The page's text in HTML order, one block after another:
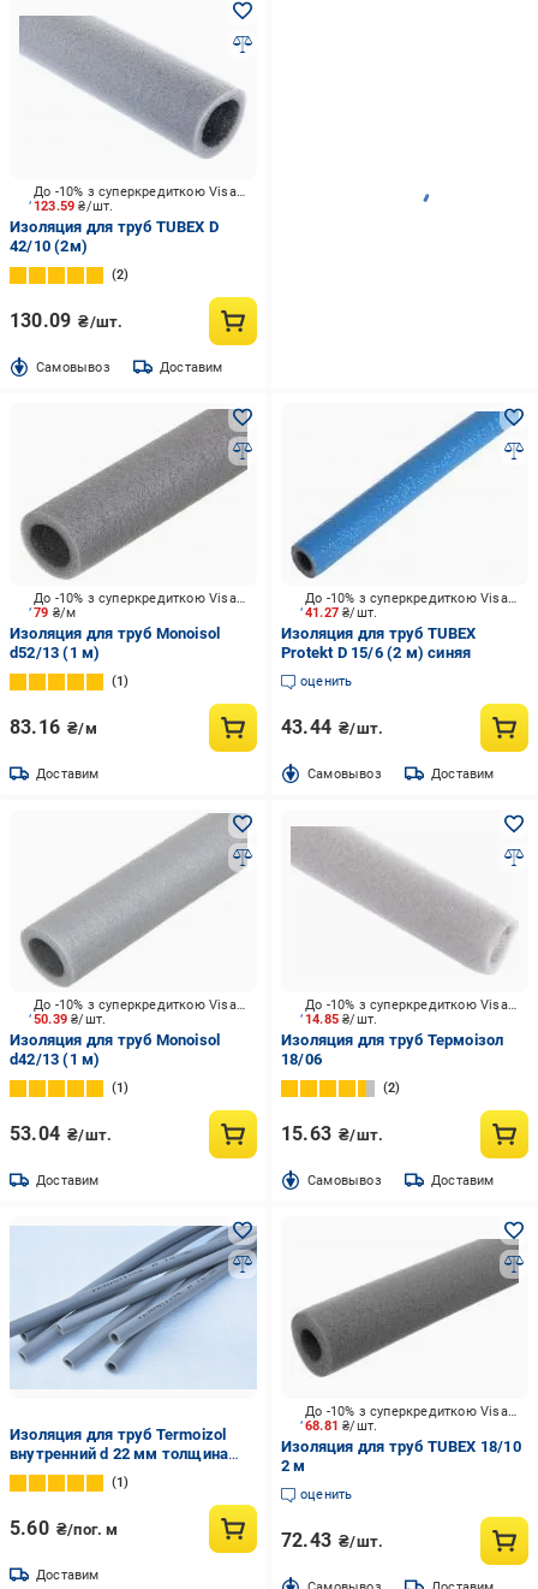
123.59₴/шт.
До -10% з суперкредиткою Visa Вигода
Изоляция для труб TUBEX D
42/10 (2м)
2
130.09 ₴/шт.
Cамовывоз Доставим
79 ₴/м
До -10% з суперкредиткою Visa Вигода
Изоляция для труб Monoisol
d52/13 (1 м)
1
83.16 ₴/м
Доставим
41.27₴/шт.
До -10% з суперкредиткою Visa Вигода
Изоляция для труб TUBEX
Protekt D 15/6 (2 м) синяя
оценить
43.44 ₴/шт.
Cамовывоз Доставим
50.39₴/шт.
До -10% з суперкредиткою Visa Вигода
Изоляция для труб Monoisol
d42/13 (1 м)
1
53.04 ₴/шт.
Доставим
14.85₴/шт.
До -10% з суперкредиткою Visa Вигода
Изоляция для труб Термоізол
18/06
2
15.63 ₴/шт.
Cамовывоз Доставим
Изоляция для труб Termoizol
внутренний d 22 мм толщина
стенки 6 мм
1
5.60 ₴/пог. м
Доставим
68.81₴/шт.
До -10% з суперкредиткою Visa Вигода
Изоляция для труб TUBEX 18/10
2 м
оценить
72.43 ₴/шт.